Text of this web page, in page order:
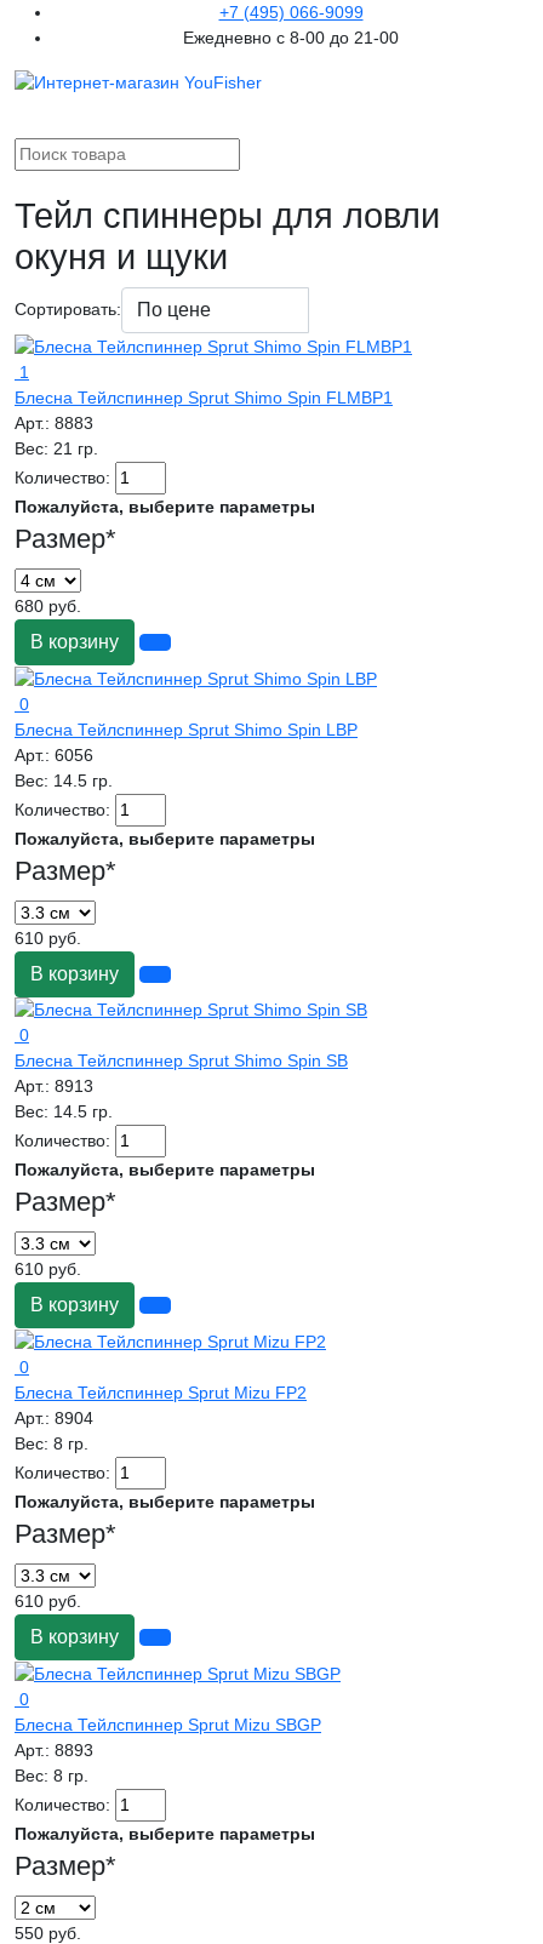
+7 (495) 066-9099
Ежедневно с 8-00 до 21-00
Тейл спиннеры для ловли
окуня и щуки
Сортировать:
1
Блесна Тейлспиннер Sprut Shimo Spin FLMBP1
Арт.: 8883
Вес: 21 гр.
Количество:
Пожалуйста, выберите параметры
Размер*
680 руб.
В корзину
0
Блесна Тейлспиннер Sprut Shimo Spin LBP
Арт.: 6056
Вес: 14.5 гр.
Количество:
Пожалуйста, выберите параметры
Размер*
610 руб.
В корзину
0
Блесна Тейлспиннер Sprut Shimo Spin SB
Арт.: 8913
Вес: 14.5 гр.
Количество:
Пожалуйста, выберите параметры
Размер*
610 руб.
В корзину
0
Блесна Тейлспиннер Sprut Mizu FP2
Арт.: 8904
Вес: 8 гр.
Количество:
Пожалуйста, выберите параметры
Размер*
610 руб.
В корзину
0
Блесна Тейлспиннер Sprut Mizu SBGP
Арт.: 8893
Вес: 8 гр.
Количество:
Пожалуйста, выберите параметры
Размер*
550 руб.